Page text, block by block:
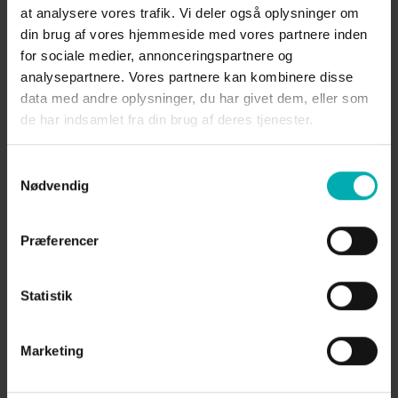
at analysere vores trafik. Vi deler også oplysninger om
din brug af vores hjemmeside med vores partnere inden
for sociale medier, annonceringspartnere og
analysepartnere. Vores partnere kan kombinere disse
data med andre oplysninger, du har givet dem, eller som
de har indsamlet fra din brug af deres tjenester.
Nødvendig
Præferencer
Statistik
Marketing
2.7.2. Registrering af katte
Det er ikke lovpligtigt i Danmark at lade sin kat
registrere. Såfremt du ønsker din kat registreret i
fx Det Danske Katteregister, og indgår du aftale
med Skjern Dyrehospital om, at vi på dine vegne
registrerer din kat i Det Danske Katteregister, da
sender vi personoplysninger på dig samt
Danske Katteregister.
Retsgrundlaget for behandlingen følger i
nr. 2 (pr. 25. maj 2018
databeskyttelsesforordningens artikel 6 (1), litra b).
2.8 Betaling